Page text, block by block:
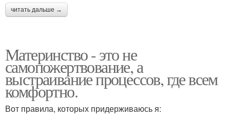
читать дальше →
Материнство - это не
самопожертвование, а
выстраивание процессов, где всем
комфортно.
Вот правила, которых придерживаюсь я: